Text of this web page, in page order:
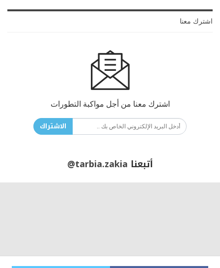
اشترك معنا
اشترك معنا من أجل مواكبة التطورات
الاشتراك
أتبعنا @tarbia.zakia